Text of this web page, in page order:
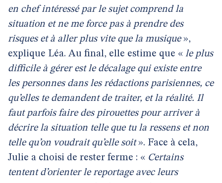
en chef intéressé par le sujet comprend la
situation et ne me force pas à prendre des
risques et à aller plus vite que la musique»,
explique Léa. Au final, elle estime que « le plus
difficile à gérer est le décalage qui existe entre
les personnes dans les rédactions parisiennes, ce
qu’elles te demandent de traiter, et la réalité. Il
faut parfois faire des pirouettes pour arriver à
décrire la situation telle que tu la ressens et non
telle qu’on voudrait qu’elle soit». Face à cela,
Julie a choisi de rester ferme : « Certains
tentent d’orienter le reportage avec leurs